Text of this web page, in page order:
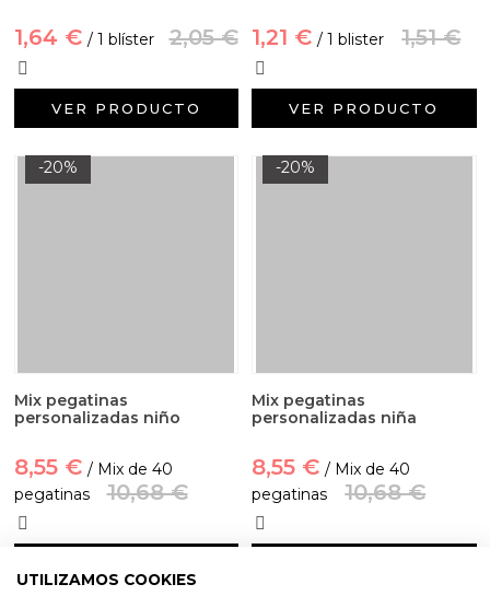
1,64 € / 1 blíster 2,05 €
VER PRODUCTO
1,21 € / 1 blister 1,51 €
VER PRODUCTO
-20%
Mix pegatinas
personalizadas niño
8,55 € / Mix de 40
pegatinas
10,68 €
-20%
Mix pegatinas
personalizadas niña
8,55 € / Mix de 40
pegatinas
10,68 €
UTILIZAMOS COOKIES